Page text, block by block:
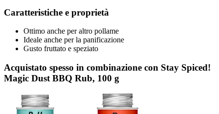
Caratteristiche e proprietà
Ottimo anche per altro pollame
Ideale anche per la panificazione
Gusto fruttato e speziato
Acquistato spesso in combinazione con Stay Spiced!
Magic Dust BBQ Rub, 100 g